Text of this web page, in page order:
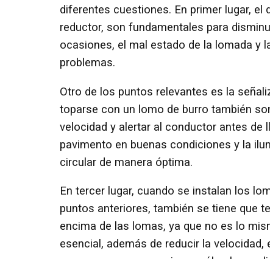
diferentes cuestiones. En primer lugar, el
reductor, son fundamentales para
ocasiones, el mal estado de la lomada y
problemas.
Otro de los puntos relevantes es la
toparse con un lomo de burro también
velocidad y alertar al conductor antes de
pavimento en buenas condiciones y la
circular de manera óptima.
En tercer lugar, cuando se instalan los
puntos anteriores, también se tiene que
encima de las lomas, ya que no es lo
esencial, además de reducir la